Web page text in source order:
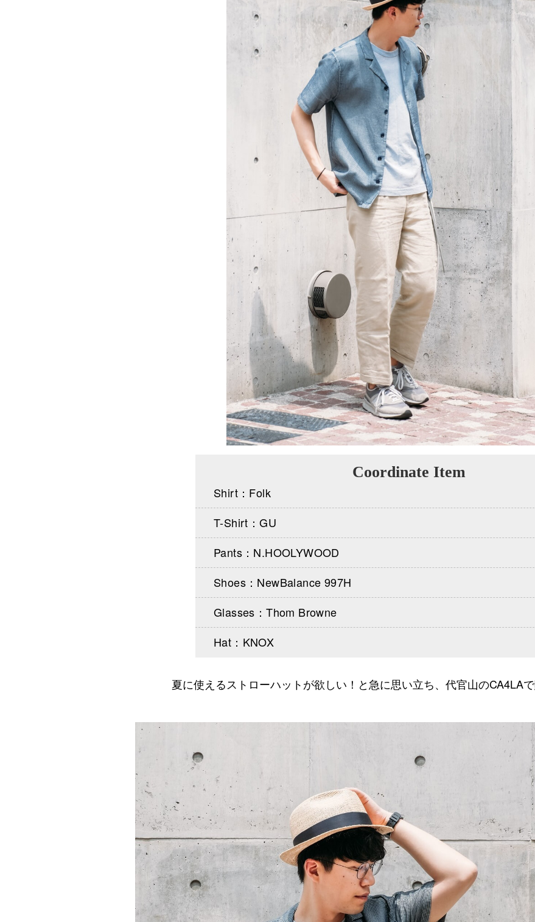
Coordinate Item
Shirt：Folk
T-Shirt：GU
Pants：N.HOOLYWOOD
Shoes：NewBalance 997H
Glasses：Thom Browne
Hat：KNOX
夏に使えるストローハットが欲しい！と急に思い立ち、代官山のCA4LAで